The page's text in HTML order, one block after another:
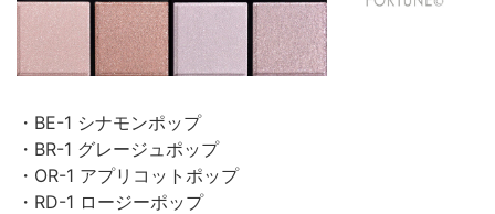
・BE-1 シナモンポップ
・BR-1 グレージュポップ
・OR-1 アプリコットポップ
・RD-1 ロージーポップ